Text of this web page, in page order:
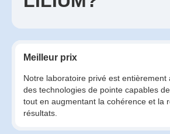
Meilleur prix
Notre laboratoire privé est entièrement
des technologies de pointe capables
tout en augmentant la cohérence et la
résultats.